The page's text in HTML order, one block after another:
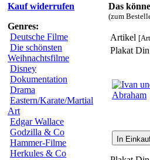
Kauf widerrufen
Genres:
Deutsche Filme
Die schönsten
Weihnachtsfilme
Disney
Dokumentation
Drama
Eastern/Karate/Martial
Art
Edgar Wallace
Godzilla & Co
Hammer-Filme
Herkules & Co
Das
(zum
Artikel
Plakat
In